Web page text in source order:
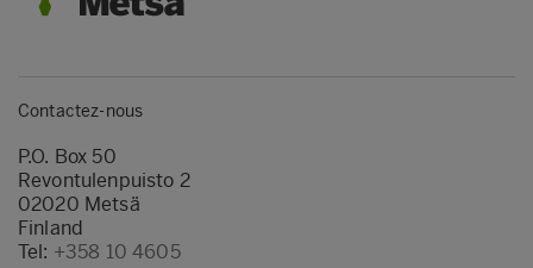
Contactez-nous
P.O. Box 50
Revontulenpuisto 2
02020 Metsä
Finland
Tel: +358 10 4605